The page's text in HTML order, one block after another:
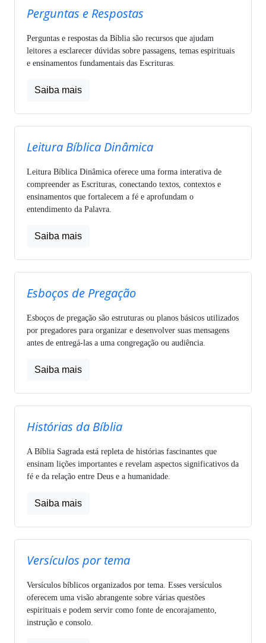
Perguntas e Respostas
Perguntas e respostas da Bíblia são recursos que ajudam
leitores a esclarecer dúvidas sobre passagens, temas espirituais
e ensinamentos fundamentais das Escrituras.
Saiba mais
Leitura Bíblica Dinâmica
Leitura Bíblica Dinâmica oferece uma forma interativa de
compreender as Escrituras, conectando textos, contextos e
ensinamentos que fortalecem a fé e aprofundam o
entendimento da Palavra.
Saiba mais
Esboços de Pregação
Esboços de pregação são estruturas ou planos básicos utilizados
por pregadores para organizar e desenvolver suas mensagens
antes de entregá-las a uma congregação ou audiência.
Saiba mais
Histórias da Bíblia
A Bíblia Sagrada está repleta de histórias fascinantes que
ensinam lições importantes e revelam aspectos significativos da
fé e da relação entre Deus e a humanidade.
Saiba mais
Versículos por tema
Versículos bíblicos organizados por tema. Esses versículos
oferecem uma visão abrangente sobre várias questões
espirituais e podem servir como fonte de encorajamento,
instrução e consolo.